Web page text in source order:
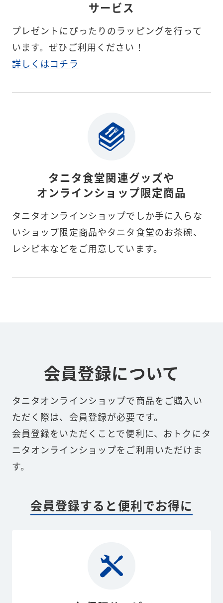
サービス
プレゼントにぴったりのラッピングを行って
います。ぜひご利用ください！
詳しくはコチラ
タニタ食堂関連グッズや
オンラインショップ限定商品
タニタオンラインショップでしか手に入らな
いショップ限定商品やタニタ食堂のお茶碗、
レシピ本などをご用意しています。
会員登録について
タニタオンラインショップで商品をご購入い
ただく際は、会員登録が必要です。
会員登録をいただくことで便利に、おトクにタ
ニタオンラインショップをご利用いただけま
す。
会員登録すると便利でお得に